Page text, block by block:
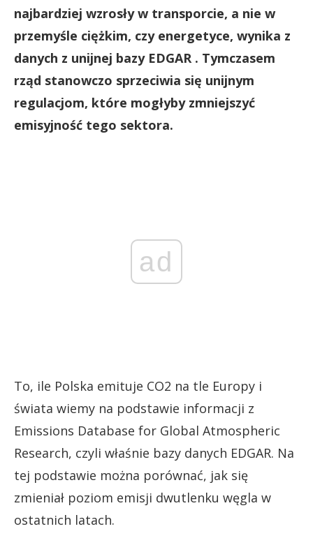
najbardziej wzrosły w transporcie, a nie w
przemyśle ciężkim, czy energetyce, wynika z
danych z unijnej bazy EDGAR . Tymczasem
rząd stanowczo sprzeciwia się unijnym
regulacjom, które mogłyby zmniejszyć
emisyjność tego sektora.
ad
To, ile Polska emituje CO2 na tle Europy i
świata wiemy na podstawie informacji z
Emissions Database for Global Atmospheric
Research, czyli właśnie bazy danych EDGAR. Na
tej podstawie można porównać, jak się
zmieniał poziom emisji dwutlenku węgla w
ostatnich latach.